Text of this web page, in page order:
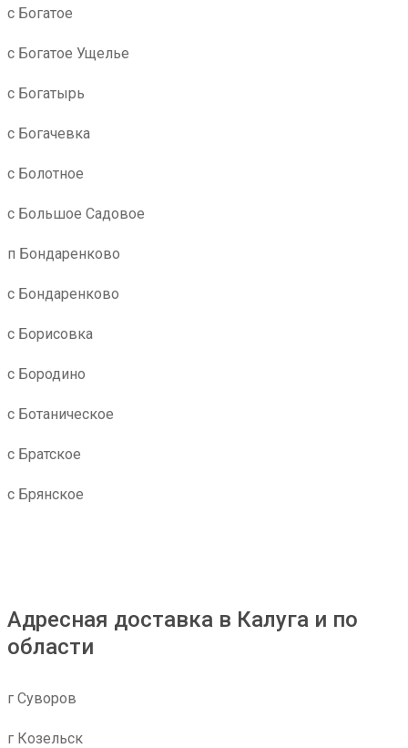
с Богатое
с Богатое Ущелье
с Богатырь
с Богачевка
с Болотное
с Большое Садовое
п Бондаренково
с Бондаренково
с Борисовка
с Бородино
с Ботаническое
с Братское
с Брянское
Адресная доставка в Калуга и по
области
г Суворов
г Козельск